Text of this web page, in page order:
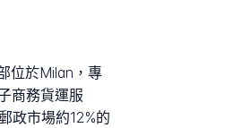
位於Milan，專
商務貨運服
政市場約12%的